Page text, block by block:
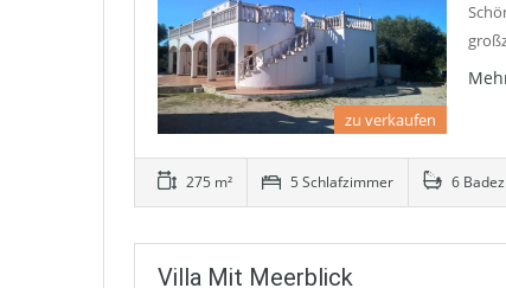
zu verkaufen
275 m² 5 Schlafzimmer 6
Villa Mit Meerblick